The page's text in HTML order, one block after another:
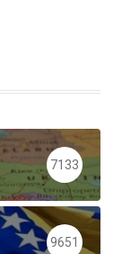
7133
9651